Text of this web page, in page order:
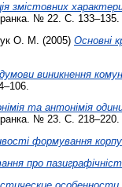
змістовних
№ 22. С. 133–135.
О. М. (2005) Основні
виникнення
та антонімія
№ 23. С. 218–220.
формування
про